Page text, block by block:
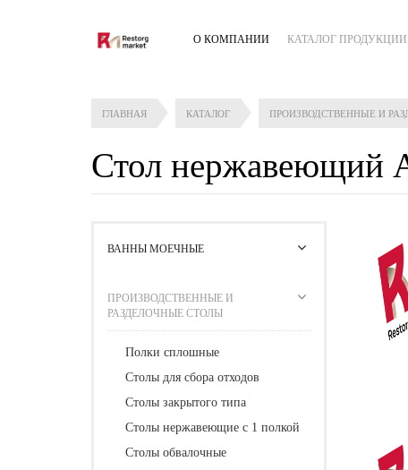
О КОМПАНИИ КАТАЛОГ ПРОДУКЦИИ
ГЛАВНАЯ КАТАЛОГ ПРОИЗВОДСТВЕННЫЕ И
Стол нержавеющий
ВАННЫ МОЕЧНЫЕ
ПРОИЗВОДСТВЕННЫЕ И
РАЗДЕЛОЧНЫЕ СТОЛЫ
Полки сплошные
Столы для сбора отходов
Столы закрытого типа
Столы нержавеющие с 1 полкой
Столы обвалочные